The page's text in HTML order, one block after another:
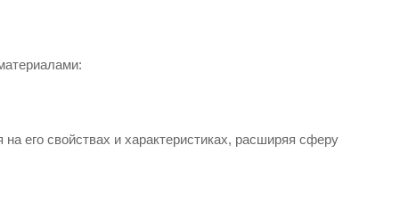
его свойствах и характеристиках, расширяя сферу